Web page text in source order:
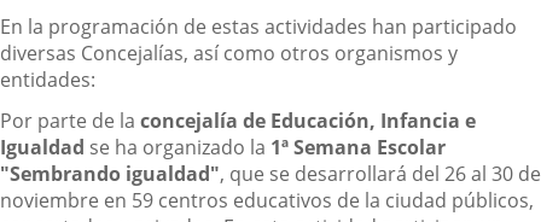
En la programación de estas actividades han participado
diversas Concejalías, así como otros organismos y
entidades:
Por parte de la concejalía de Educación, Infancia e
Igualdad se ha organizado la 1ª Semana Escolar
"Sembrando igualdad", que se desarrollará del 26 al 30 de
noviembre en 59 centros educativos de la ciudad públicos,